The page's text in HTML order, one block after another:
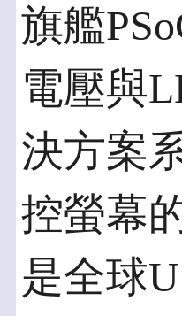
旗艦
電壓與
決方案
控螢幕
是全球